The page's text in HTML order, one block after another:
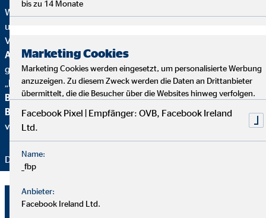
Wir wurden mehrfach ausgezeichnet – ein starkes Zeichen für
unser Engagement in Qualität, Fairness und Nachhaltigkeit.
Von
Altersvorsorgeberatung und als fairster Finanzvertrieb
geehrt. Zusätzlich erhielten wir vomHandelsblattdas
„FairCompany“-Siegel, bewertet durch dasInstitut für
Beschäftigung und Employability (IBE). Als Teil der
Brancheninitiative Nachhaltigkeitsetzen wir uns aktiv für
verantwortungsvolle Beratung ein.
Danke für Ihr Vertrauen – wir bleiben dran!
Fabian Engelmann
bis zu 14 Monate
Marketing Cookies
Marketing Cookies werden eingesetzt, um personalisierte Werbung
anzuzeigen. Zu diesem Zweck werden die Daten an Drittanbieter
übermittelt, die die Besucher über die Websites hinweg verfolgen.
Facebook Pixel | Empfänger: OVB, Facebook Ireland
Ltd.
Name:
_fbp
Anbieter:
Facebook Ireland Ltd.